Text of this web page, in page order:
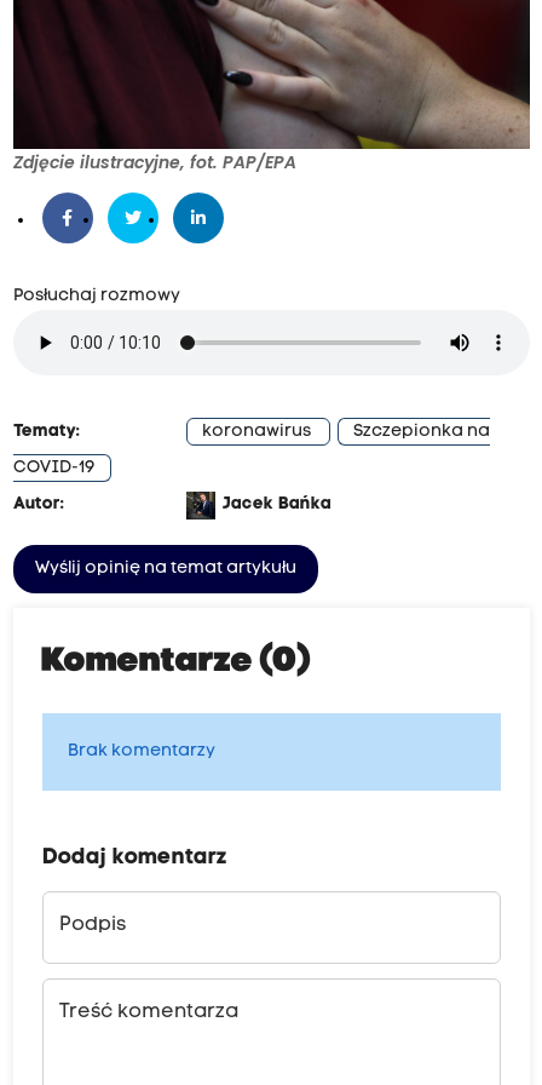
Zdjęcie ilustracyjne, fot. PAP/EPA
Posłuchaj rozmowy
Tematy: koronawirus
Szczepionka na
COVID-19
Autor:
Jacek Bańka
Wyślij opinię na temat artykułu
Komentarze (0)
Brak komentarzy
Dodaj komentarz
Podpis
Treść komentarza